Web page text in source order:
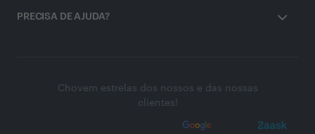
PRECISA DE AJUDA?
Chovem estrelas dos nossos e das nossas
clientes!